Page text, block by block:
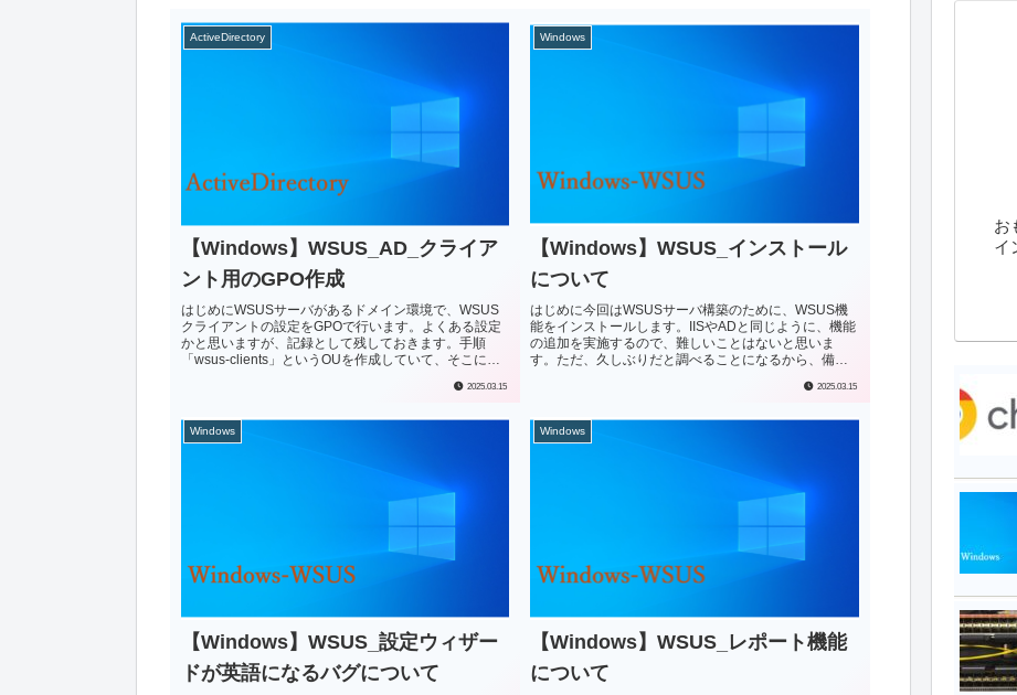
ActiveDirectory
【Windows】WSUS_AD_クライア
ント用のGPO作成
はじめにWSUSサーバがあるドメイン環境で、WSUS
クライアントの設定をGPOで行います。よくある設定
かと思いますが、記録として残しておきます。手順
「wsus-clients」というOUを作成していて、そこに対
2025.03.15
Windows
【Windows】WSUS_インストール
について
はじめに今回はWSUSサーバ構築のために、WSUS機
能をインストールします。IISやADと同じように、機能
の追加を実施するので、難しいことはないと思いま
す。ただ、久しぶりだと調べることになるから、備忘
2025.03.15
Windows
【Windows】WSUS_設定ウィザー
ドが英語になるバグについて
Windows
【Windows】WSUS_レポート機能
について
お
イ